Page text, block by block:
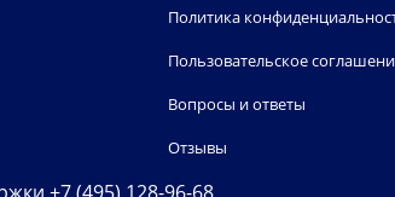
Политика
Пользовательское
Вопросы и ответы
Отзывы